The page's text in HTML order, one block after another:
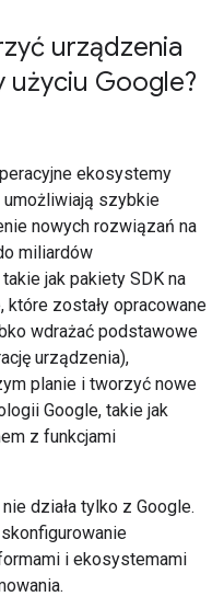
urządzenia
użyciu Google?
ekosystemy
umożliwiają szybkie
nowych rozwiązań na
miliardów
jak pakiety SDK na
zostały opracowane
wdrażać podstawowe
urządzenia),
planie i tworzyć nowe
Google, takie jak
z funkcjami
działa tylko z Google.
i ekosystemami